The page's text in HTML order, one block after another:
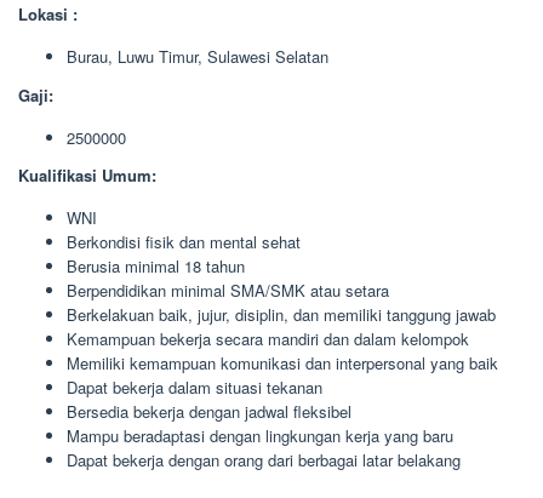
Lokasi :
Burau, Luwu Timur, Sulawesi Selatan
Gaji:
2500000
Kualifikasi Umum:
WNI
Berkondisi fisik dan mental sehat
Berusia minimal 18 tahun
Berpendidikan minimal SMA/SMK atau setara
Berkelakuan baik, jujur, disiplin, dan memiliki tanggung jawab
Kemampuan bekerja secara mandiri dan dalam kelompok
Memiliki kemampuan komunikasi dan interpersonal yang baik
Dapat bekerja dalam situasi tekanan
Bersedia bekerja dengan jadwal fleksibel
Mampu beradaptasi dengan lingkungan kerja yang baru
Dapat bekerja dengan orang dari berbagai latar belakang